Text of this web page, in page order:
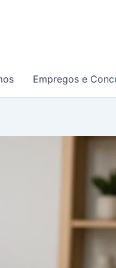
Empregos e